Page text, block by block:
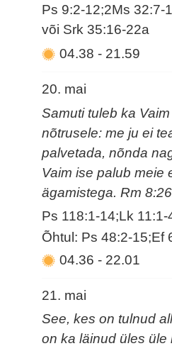
Ps 9:2-12;2Ms 32:7-
või Srk 35:16-22a
04.38- 21.59
20. mai
Samuti tuleb ka
nõtrusele: me ju ei
palvetada, nõnda
Vaim ise palub meie
ägamistega. Rm 8:26
Ps 118:1-14;Lk 11:1-
Õhtul: Ps 48:2-15;Ef
04.36- 22.01
21. mai
See, kes on tulnud
on ka läinud üles üle